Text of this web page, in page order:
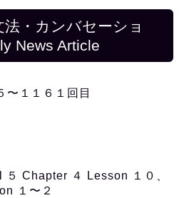
・カンバセーショ
News Article
〜１１６１回目
５ Chapter ４ Lesson １０、
１〜２